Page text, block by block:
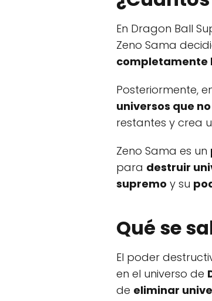
En Dragon Ball
Zeno Sama
completamente
Posteriormente,
universos que
restantes y crea
Zeno Sama es un
para destruir
supremo y su
Qué se
El poder
en el universo de
de eliminar